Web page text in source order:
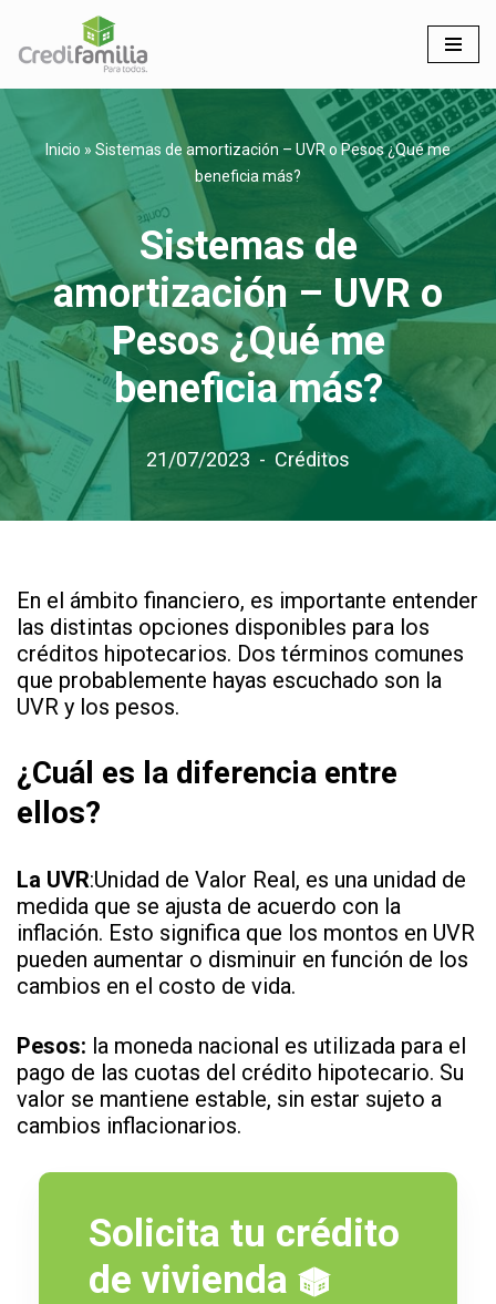
Saltar
al
contenido
Inicio » Sistemas de amortización – UVR o Pesos ¿Qué me
beneficia más?
Sistemas de
amortización – UVR o
Pesos ¿Qué me
beneficia más?
21/07/2023 Créditos
En el ámbito financiero, es importante entender
las distintas opciones disponibles para los
créditos hipotecarios. Dos términos comunes
que probablemente hayas escuchado son la
UVR y los pesos.
¿Cuál es la diferencia entre
ellos?
La UVR:Unidad de Valor Real, es una unidad de
medida que se ajusta de acuerdo con la
inflación. Esto significa que los montos en UVR
pueden aumentar o disminuir en función de los
cambios en el costo de vida.
Pesos: la moneda nacional es utilizada para el
pago de las cuotas del crédito hipotecario. Su
valor se mantiene estable, sin estar sujeto a
cambios inflacionarios.
Solicita tu crédito
de vivienda